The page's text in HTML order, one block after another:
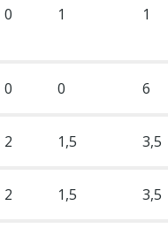
0 1 1
0 0 6
2 1,5 3,5
2 1,5 3,5